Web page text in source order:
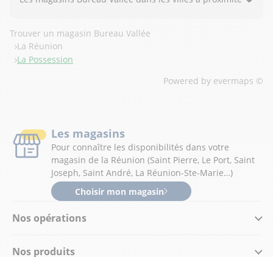
Trouver un magasin Bureau Vallée
La Réunion
La Possession
Powered by evermaps ©
Nos opérations
Nos produits
Les magasins
Pour connaître les disponibilités dans votre
magasin de la Réunion (Saint Pierre, Le Port, Saint
Joseph, Saint André, La Réunion-Ste-Marie…)
Choisir mon magasin